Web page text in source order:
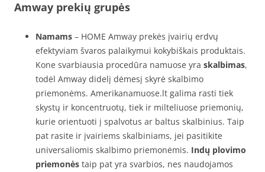
Amway prekių grupės
Namams – HOME Amway prekės įvairių erdvų
efektyviam švaros palaikymui kokybiškais produktais.
Kone svarbiausia procedūra namuose yra skalbimas,
todėl Amway didelį dėmesį skyrė skalbimo
priemonėms. Amerikanamuose.lt galima rasti tiek
skystų ir koncentruotų, tiek ir milteliuose priemonių,
kurie orientuoti į spalvotus ar baltus skalbinius. Taip
pat rasite ir įvairiems skalbiniams, jei pasitikite
universaliomis skalbimo priemonėmis. Indų plovimo
priemonės taip pat yra svarbios, nes naudojamos